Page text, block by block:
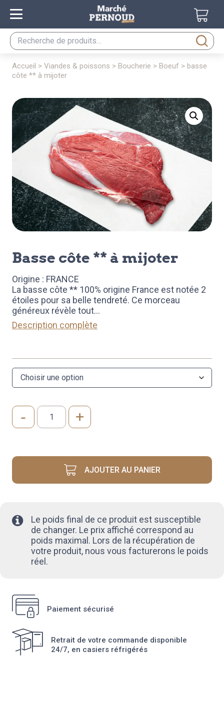
Recherche
pour :
accueil > viandes & poissons > boucherie > boeuf > basse
côte ** à mijoter
basse côte ** à mijoter
Origine : FRANCE
La basse côte ** 100% origine France est notée 2
étoiles pour sa belle tendreté. Ce morceau
généreux révèle tout...
Description complète
quantité
CÔTE
À
- +
AJOUTER AU PANIER
Le poids final de ce produit est susceptible
de changer. Le prix affiché correspond au
poids maximal. Lors de la récupération de
votre produit, nous vous facturerons le poids
réel.
Paiement sécurisé
Retrait de votre commande disponible
24/7, en casiers réfrigérés